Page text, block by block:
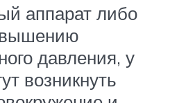
аппарат либо
давления, у
возникнуть